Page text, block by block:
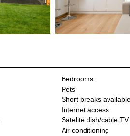
Bedrooms
Pets
Short breaks available
Internet access
Satelite dish/cable TV
Air conditioning